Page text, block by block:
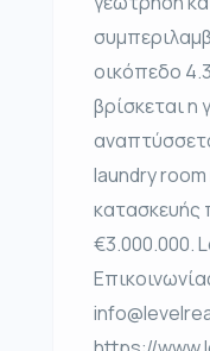
οικόπεδο
βρίσκεται η
laundry
κατασκευής
€3.000.000.